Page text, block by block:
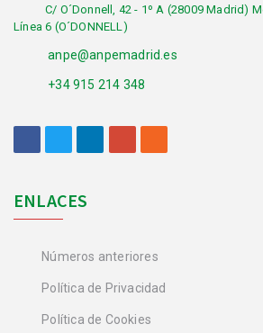
C/ O´Donnell, 42 - 1º A (28009 Madrid)
Línea 6 (O´DONNELL)
anpe@anpemadrid.es
+34 915 214 348
ENLACES
Números anteriores
Política de Privacidad
Política de Cookies